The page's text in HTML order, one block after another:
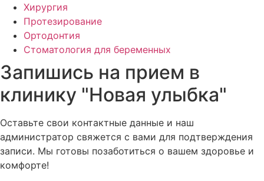
Хирургия
Протезирование
Ортодонтия
Стоматология для беременных
Запишись на прием в
клинику "Новая улыбка"
Оставьте свои контактные данные и наш
администратор свяжется с вами для подтверждения
записи. Мы готовы позаботиться о вашем здоровье и
комфорте!